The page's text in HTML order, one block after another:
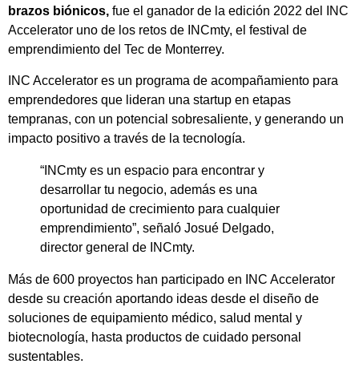
brazos biónicos, fue el ganador de la edición 2022 del INC
Accelerator uno de los retos de INCmty, el festival de
emprendimiento del Tec de Monterrey.
INC Accelerator es un programa de acompañamiento para
emprendedores que lideran una startup en etapas
tempranas, con un potencial sobresaliente, y generando un
impacto positivo a través de la tecnología.
“INCmty es un espacio para encontrar y
desarrollar tu negocio, además es una
oportunidad de crecimiento para cualquier
emprendimiento”, señaló Josué Delgado,
director general de INCmty.
Más de 600 proyectos han participado en INC Accelerator
desde su creación aportando ideas desde el diseño de
soluciones de equipamiento médico, salud mental y
biotecnología, hasta productos de cuidado personal
sustentables.